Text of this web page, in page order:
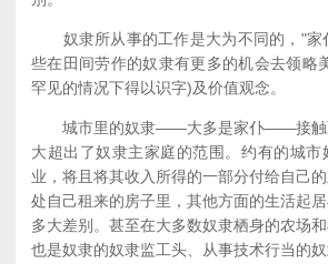
奴隶所从事的工作是大为不同的，"家
些在田间劳作的奴隶有更多的机会去领略
罕见的情况下得以识字)及价值观念。
城市里的奴隶——大多是家仆——接触
大超出了奴隶主家庭的范围。约有的城
业，将且将其收入所得的一部分付给自己
处自己租来的房子里，其他方面的生活起
多大差别。甚至在大多数奴隶栖身的农场
也是奴隶的奴隶监工头、从事技术行当的